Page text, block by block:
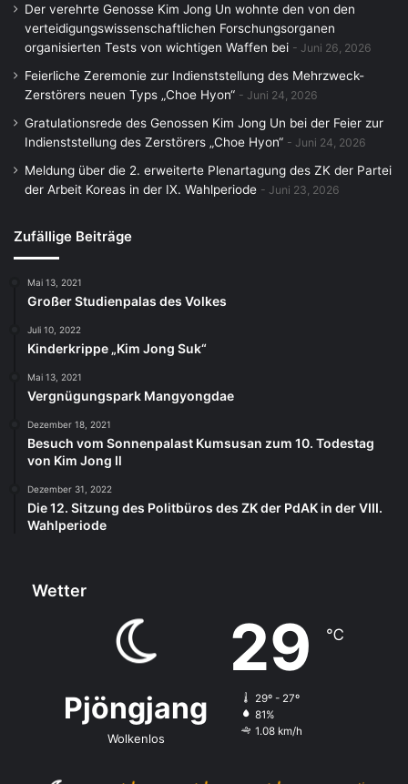
Der verehrte Genosse Kim Jong Un wohnte den von den
verteidigungswissenschaftlichen Forschungsorganen
organisierten Tests von wichtigen Waffen bei
Juni 26, 2026
Feierliche Zeremonie zur Indienststellung des Mehrzweck-
Zerstörers neuen Typs „Choe Hyon“
Juni 24, 2026
Gratulationsrede des Genossen Kim Jong Un bei der Feier zur
Indienststellung des Zerstörers „Choe Hyon“
Juni 24, 2026
Meldung über die 2. erweiterte Plenartagung des ZK der Partei
der Arbeit Koreas in der IX. Wahlperiode
Juni 23, 2026
Zufällige Beiträge
Mai 13, 2021
Großer Studienpalas des Volkes
Juli 10, 2022
Kinderkrippe „Kim Jong Suk“
Mai 13, 2021
Vergnügungspark Mangyongdae
Dezember 18, 2021
Besuch vom Sonnenpalast Kumsusan zum 10. Todestag
von Kim Jong Il
Dezember 31, 2022
Die 12. Sitzung des Politbüros des ZK der PdAK in der VIII.
Wahlperiode
Wetter
Pjöngjang
Wolkenlos
29 ℃
29º - 27º
81%
1.08 km/h